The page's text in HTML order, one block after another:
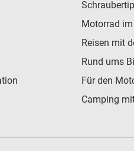
Motorrad im
Reisen mit
Rund ums
Für den
Camping